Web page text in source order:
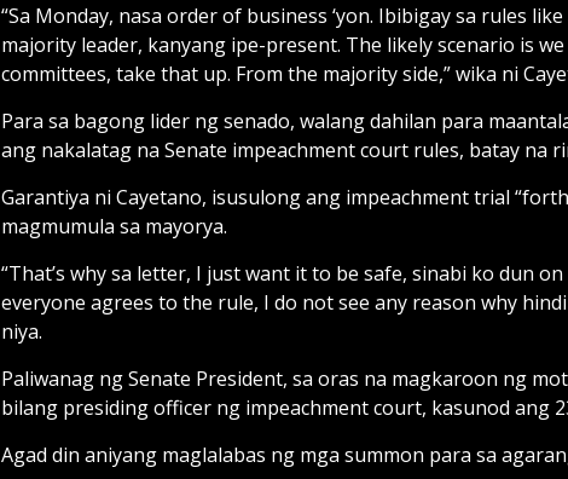
“Sa Monday, nasa order of business ‘yon. Ibibigay sa rules
majority leader, kanyang ipe-present. The likely scenario is
committees, take that up. From the majority side,” wika ni
Para sa bagong lider ng senado, walang dahilan para
ang nakalatag na Senate impeachment court rules, batay na
Garantiya ni Cayetano, isusulong ang impeachment trial
magmumula sa mayorya.
“That’s why sa letter, I just want it to be safe, sinabi ko dun
everyone agrees to the rule, I do not see any reason why
niya.
Paliwanag ng Senate President, sa oras na magkaroon ng
bilang presiding officer ng impeachment court, kasunod ang
Agad din aniyang maglalabas ng mga summon para sa